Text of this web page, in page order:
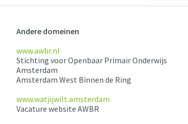
Andere domeinen
www.awbr.nl
Stichting voor Openbaar Primair Onderwijs
Amsterdam
Amsterdam West Binnen de Ring
www.watjijwilt.amsterdam
Vacature website AWBR